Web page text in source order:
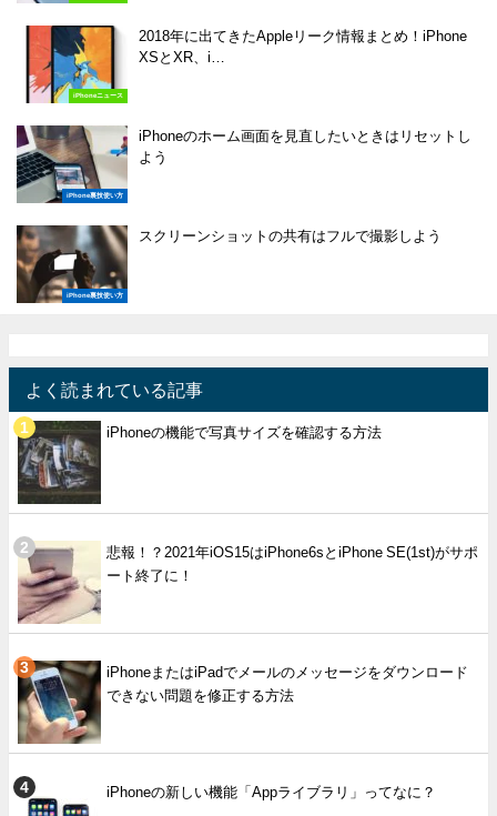
iPhoneニュース
2018年に出てきたAppleリーク情報まとめ！iPhone
XSとXR、i…
iPhone裏技使い方
iPhoneのホーム画面を見直したいときはリセットし
よう
iPhone裏技使い方
スクリーンショットの共有はフルで撮影しよう
よく読まれている記事
iPhoneの機能で写真サイズを確認する方法
悲報！？2021年iOS15はiPhone6sとiPhone SE(1st)がサポ
ート終了に！
iPhoneまたはiPadでメールのメッセージをダウンロード
できない問題を修正する方法
iPhoneの新しい機能「Appライブラリ」ってなに？